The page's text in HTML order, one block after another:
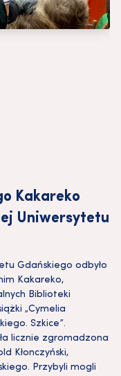
Kakareko
Uniwersytetu
Gdańskiego odbyło
Kakareko,
Biblioteki
„Cymelia
Szkice”.
licznie zgromadzona
Kłonczyński,
Przybyli mogli